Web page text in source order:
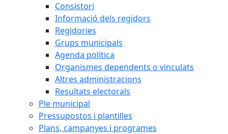
Consistori
Informació dels regidors
Regidories
Grups municipals
Agenda política
Organismes dependents o vinculats
Altres administracions
Resultats electorals
Ple municipal
Pressupostos i plantilles
Plans, campanyes i programes